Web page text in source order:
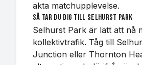
äkta matchupplevelse.
Så tar du dig till Selhurst Park
Selhurst Park är lätt att nå
kollektivtrafik. Tåg till
Junction eller Thornton